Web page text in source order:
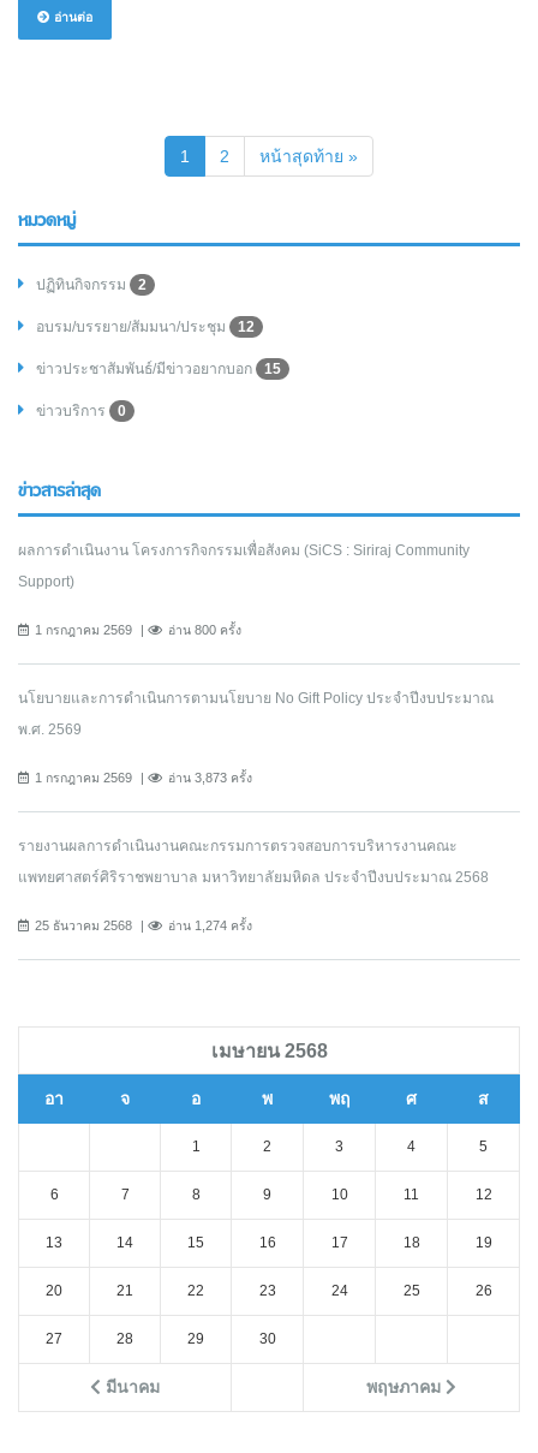
อ่านต่อ
1 (current)
2 หน้าสุดท้าย »
หมวดหมู่
ปฏิทินกิจกรรม 2
อบรม/บรรยาย/สัมมนา/ประชุม 12
ข่าวประชาสัมพันธ์/มีข่าวอยากบอก 15
ข่าวบริการ 0
ข่าวสารล่าสุด
ผลการดำเนินงาน โครงการกิจกรรมเพื่อสังคม (SiCS : Siriraj Community
Support)
1 กรกฎาคม 2569 อ่าน 800 ครั้ง
นโยบายและการดำเนินการตามนโยบาย No Gift Policy ประจำปีงบประมาณ
พ.ศ. 2569
1 กรกฎาคม 2569 อ่าน 3,873 ครั้ง
รายงานผลการดำเนินงานคณะกรรมการตรวจสอบการบริหารงานคณะ
แพทยศาสตร์ศิริราชพยาบาล มหาวิทยาลัยมหิดล ประจำปีงบประมาณ 2568
25 ธันวาคม 2568 อ่าน 1,274 ครั้ง
เมษายน 2568
อา จ อ พ พฤ ศ ส
มีนาคม พฤษภาคม
1 2 3 4 5
6 7 8 9 10 11 12
13 14 15 16 17 18 19
20 21 22 23 24 25 26
27 28 29 30